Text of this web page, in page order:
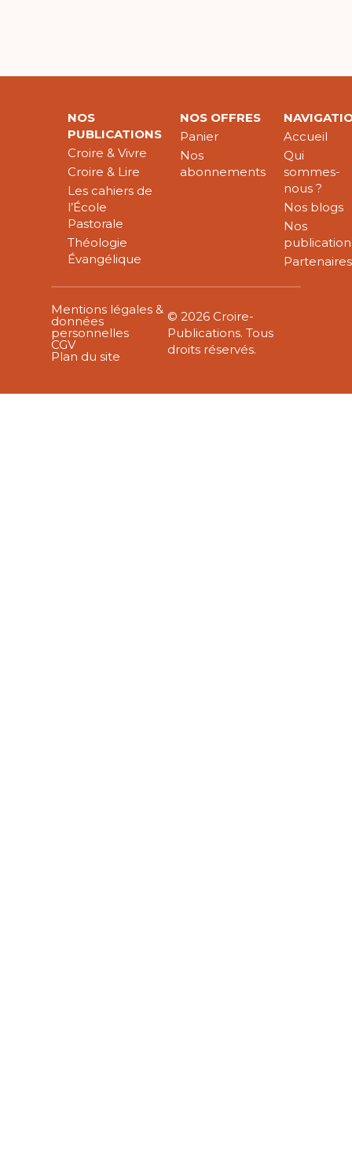
NOS
PUBLICATIONS
Croire & Vivre
Croire & Lire
Les cahiers de
l’École
Pastorale
Théologie
Évangélique
NOS OFFRES
Panier
Nos
abonnements
Accueil
Qui
sommes-
nous ?
Nos blogs
Nos
Partenaires
Mentions légales &
données
personnelles
CGV
Plan du site
© 2026 Croire-
Publications. Tous
droits réservés.